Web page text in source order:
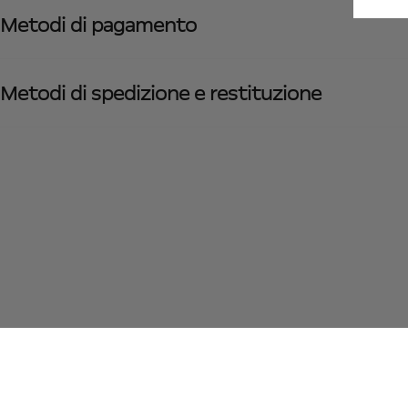
Metodi di pagamento
Metodi di spedizione e restituzione